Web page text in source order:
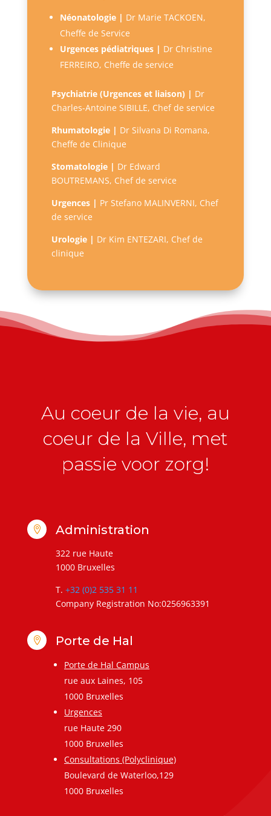
Néonatologie | Dr Marie TACKOEN,
Cheffe de Service
Urgences pédiatriques | Dr Christine
FERREIRO, Cheffe de service
Psychiatrie (Urgences et liaison) | Dr
Charles-Antoine SIBILLE, Chef de service
Rhumatologie | Dr Silvana Di Romana,
Cheffe de Clinique
Stomatologie | Dr Edward
BOUTREMANS, Chef de service
Urgences | Pr Stefano MALINVERNI, Chef
de service
Urologie | Dr Kim ENTEZARI, Chef de
clinique
Au coeur de la vie, au
coeur de la Ville, met
passie voor zorg!
 Administration
322 rue Haute
1000 Bruxelles
T. +32 (0)2 535 31 11
Company Registration No:0256963391
 Porte de Hal
Porte de Hal Campus
rue aux Laines, 105
1000 Bruxelles
Urgences
rue Haute 290
1000 Bruxelles
Consultations (Polyclinique)
Boulevard de Waterloo,129
1000 Bruxelles